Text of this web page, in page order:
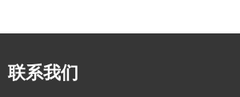
联系我们